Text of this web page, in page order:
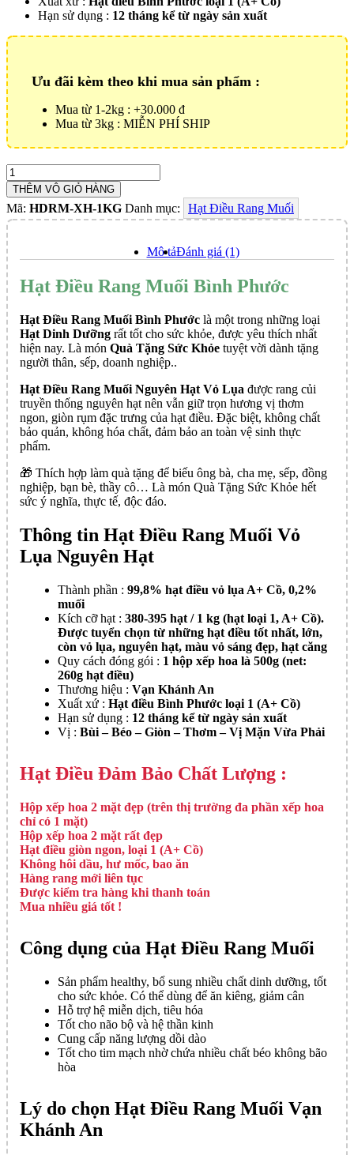
Hạn sử dụng : 12 tháng kể từ ngày sản xuất
Ưu đãi kèm theo khi mua sản phẩm :
Mua từ 1-2kg : +30.000 đ
Mua từ 3kg : MIỄN PHÍ SHIP
Hạt
Điều
Rang
Muối
Bình
Phước
-
1kg
Số
lượng
THÊM VÔ GIỎ HÀNG
Mã: HDRM-XH-1KG Danh mục: Hạt Điều Rang Muối
Mô tảĐánh giá (1)
Hạt Điều Rang Muối Bình Phước
Hạt Điều Rang Muối Bình Phước là một trong những loại
Hạt Dinh Dưỡng rất tốt cho sức khỏe, được yêu thích nhất
hiện nay. Là món Quà Tặng Sức Khỏe tuyệt vời dành tặng
người thân, sếp, doanh nghiệp..
Hạt Điều Rang Muối Nguyên Hạt Vỏ Lụa được rang củi
truyền thống nguyên hạt nên vẫn giữ trọn hương vị thơm
ngon, giòn rụm đặc trưng của hạt điều. Đặc biệt, không chất
bảo quản, không hóa chất, đảm bảo an toàn vệ sinh thực
phẩm.
🎁 Thích hợp làm quà tặng để biếu ông bà, cha mẹ, sếp, đồng
nghiệp, bạn bè, thầy cô… Là món Quà Tặng Sức Khỏe hết
sức ý nghĩa, thực tế, độc đáo.
Thông tin Hạt Điều Rang Muối Vỏ
Lụa Nguyên Hạt
Thành phần : 99,8% hạt điều vỏ lụa A+ Cồ, 0,2%
muối
Kích cỡ hạt : 380-395 hạt / 1 kg (hạt loại 1, A+ Cồ).
Được tuyển chọn từ những hạt điều tốt nhất, lớn,
còn vỏ lụa, nguyên hạt, màu vỏ sáng đẹp, hạt căng
Quy cách đóng gói : 1 hộp xếp hoa là 500g (net:
260g hạt điều)
Thương hiệu : Vạn Khánh An
Xuất xứ : Hạt điều Bình Phước loại 1 (A+ Cồ)
Hạn sử dụng : 12 tháng kể từ ngày sản xuất
Vị : Bùi – Béo – Giòn – Thơm – Vị Mặn Vừa Phải
Hạt Điều Đảm Bảo Chất Lượng :
Hộp xếp hoa 2 mặt đẹp (trên thị trường đa phần xếp hoa
chỉ có 1 mặt)
Hộp xếp hoa 2 mặt rất đẹp
Hạt điều giòn ngon, loại 1 (A+ Cồ)
Không hôi dầu, hư mốc, bao ăn
Hàng rang mới liên tục
Được kiểm tra hàng khi thanh toán
Mua nhiều giá tốt !
Công dụng của Hạt Điều Rang Muối
Sản phẩm healthy, bổ sung nhiều chất dinh dưỡng, tốt
cho sức khỏe. Có thể dùng để ăn kiêng, giảm cân
Hỗ trợ hệ miễn dịch, tiêu hóa
Tốt cho não bộ và hệ thần kinh
Cung cấp năng lượng dồi dào
Tốt cho tim mạch nhờ chứa nhiều chất béo không bão
hòa
Lý do chọn Hạt Điều Rang Muối Vạn
Khánh An